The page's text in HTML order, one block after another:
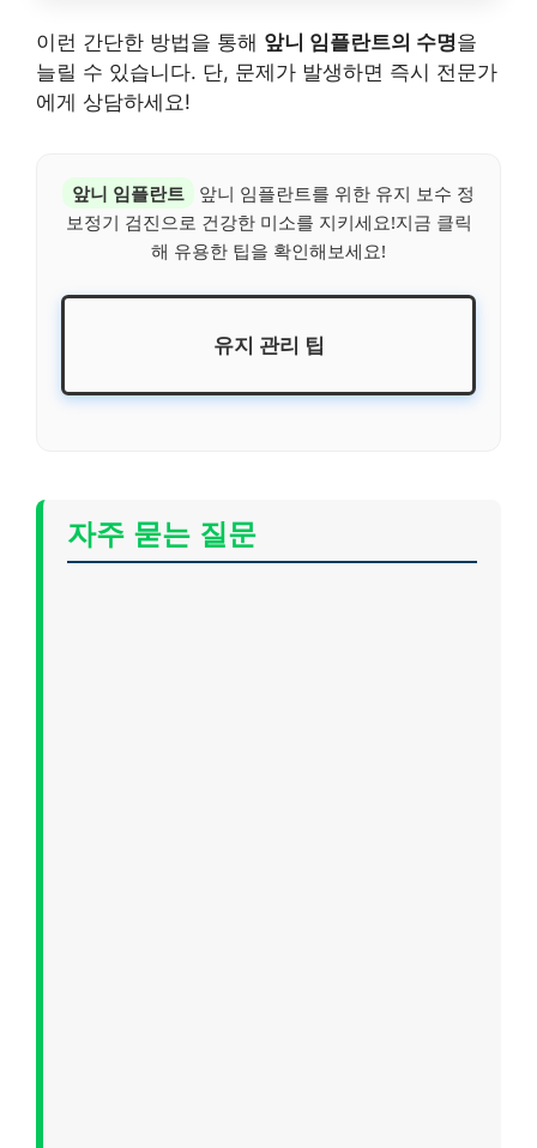
이런 간단한 방법을 통해 앞니 임플란트의 수명을
늘릴 수 있습니다. 단, 문제가 발생하면 즉시 전문가
에게 상담하세요!
앞니 임플란트
앞니 임플란트를 위한 유지 보수 정
보정기 검진으로 건강한 미소를 지키세요!지금 클릭
해 유용한 팁을 확인해보세요!
유지 관리 팁
자주 묻는 질문